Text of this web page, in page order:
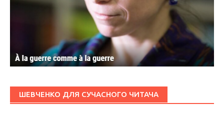
ШЕВЧЕНКО ДЛЯ СУЧАСНОГО ЧИТАЧА